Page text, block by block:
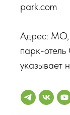
park.com
Адрес: МО,
парк-
указывает